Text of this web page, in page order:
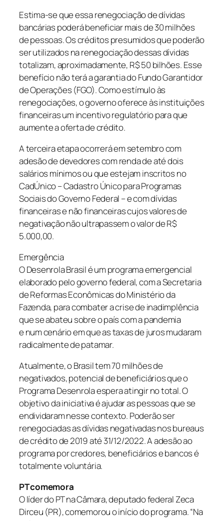
Estima-se que essa renegociação de dívidas
bancárias poderá beneficiar mais de 30 milhões
de pessoas. Os créditos presumidos que poderão
ser utilizados na renegociação dessas dívidas
totalizam, aproximadamente, R$ 50 bilhões. Esse
benefício não terá a garantia do Fundo Garantidor
de Operações (FGO). Como estímulo às
renegociações, o governo oferece às instituições
financeiras um incentivo regulatório para que
aumente a oferta de crédito.
A terceira etapa ocorrerá em setembro com
adesão de devedores com renda de até dois
salários mínimos ou que estejam inscritos no
CadÚnico – Cadastro Único para Programas
Sociais do Governo Federal – e com dívidas
financeiras e não financeiras cujos valores de
negativação não ultrapassem o valor de R$
5.000,00.
Emergência
O Desenrola Brasil é um programa emergencial
elaborado pelo governo federal, com a Secretaria
de Reformas Econômicas do Ministério da
Fazenda, para combater a crise de inadimplência
que se abateu sobre o país com a pandemia
e num cenário em que as taxas de juros mudaram
radicalmente de patamar.
Atualmente, o Brasil tem 70 milhões de
negativados, potencial de beneficiários que o
Programa Desenrola espera atingir no total. O
objetivo da iniciativa é ajudar as pessoas que se
endividaram nesse contexto. Poderão ser
renegociadas as dívidas negativadas nos bureaus
de crédito de 2019 até 31/12/2022. A adesão ao
programa por credores, beneficiários e bancos é
totalmente voluntária.
PT comemora
O líder do PT na Câmara, deputado federal Zeca
Dirceu (PR), comemorou o início do programa. “Na